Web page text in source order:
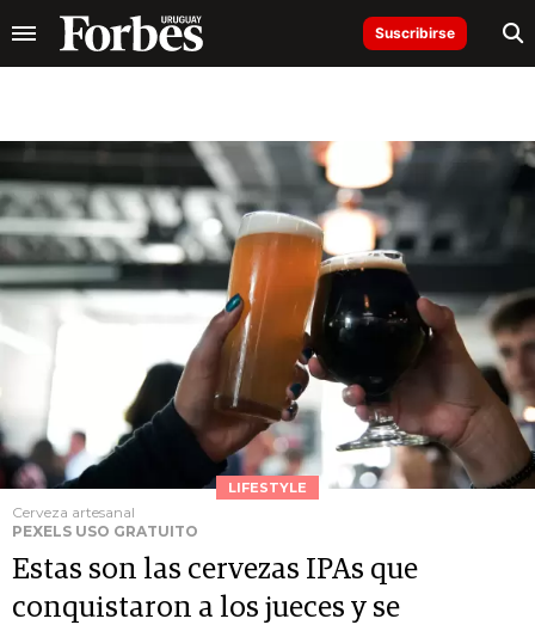
Suscribirse
LIFESTYLE
Cerveza artesanal
PEXELS USO GRATUITO
Estas son las cervezas IPAs que
conquistaron a los jueces y se